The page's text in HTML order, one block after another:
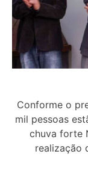
Conforme o
mil pessoas
chuva forte
realização